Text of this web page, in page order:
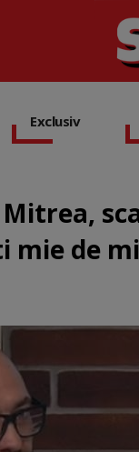
Exclusiv
mie de